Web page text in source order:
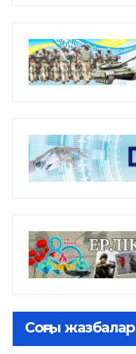
Соңғы жазбалар